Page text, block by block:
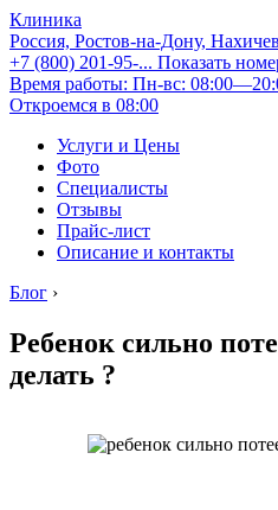
Клиника
Россия, Ростов-на-Дону,
+7 (800) 201-95-... Показать
Время работы: Пн-вс:
Откроемся в 08:00
Услуги и Цены
Фото
Специалисты
Отзывы
Прайс-лист
Описание и контакты
Блог ›
Ребенок сильно
делать ?